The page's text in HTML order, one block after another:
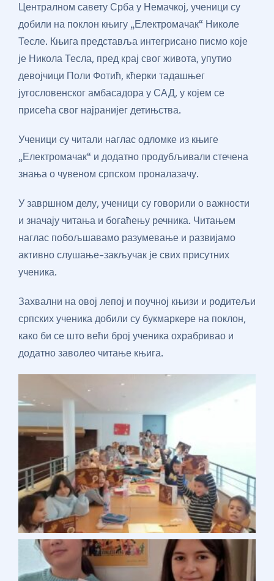
Централном савету Срба у Немачкој, ученици су
добили на поклон књигу „Електромачак“ Николе
Тесле. Књига представља интегрисано писмо које
је Никола Тесла, пред крај свог живота, упутио
девојчици Поли Фотић, кћерки тадашњег
југословенског амбасадора у САД, у којем се
присећа свог најранијег детињства.
Ученици су читали наглас одломке из књиге
„Електромачак“ и додатно продубљивали стечена
знања о чувеном српском проналазачу.
У завршном делу, ученици су говорили о важности
и значају читања и богаћењу речника. Читањем
наглас побољшавамо разумевање и развијамо
активно слушање-закључак је свих присутних
ученика.
Захвални на овој лепој и поучној књизи и родитељи
српских ученика добили су букмаркере на поклон,
како би се што већи број ученика охрабривао и
додатно заволео читање књига.